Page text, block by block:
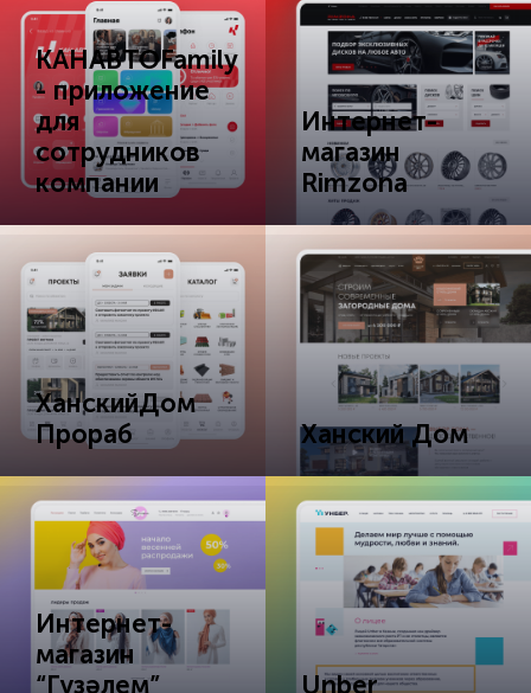
КАНАВТОFamily
- приложение
для
сотрудников
компании
Интернет-
магазин
Rimzona
ХанскийДом
Прораб
Ханский Дом
Интернет-
магазин
“Гүзәлем”
Unber